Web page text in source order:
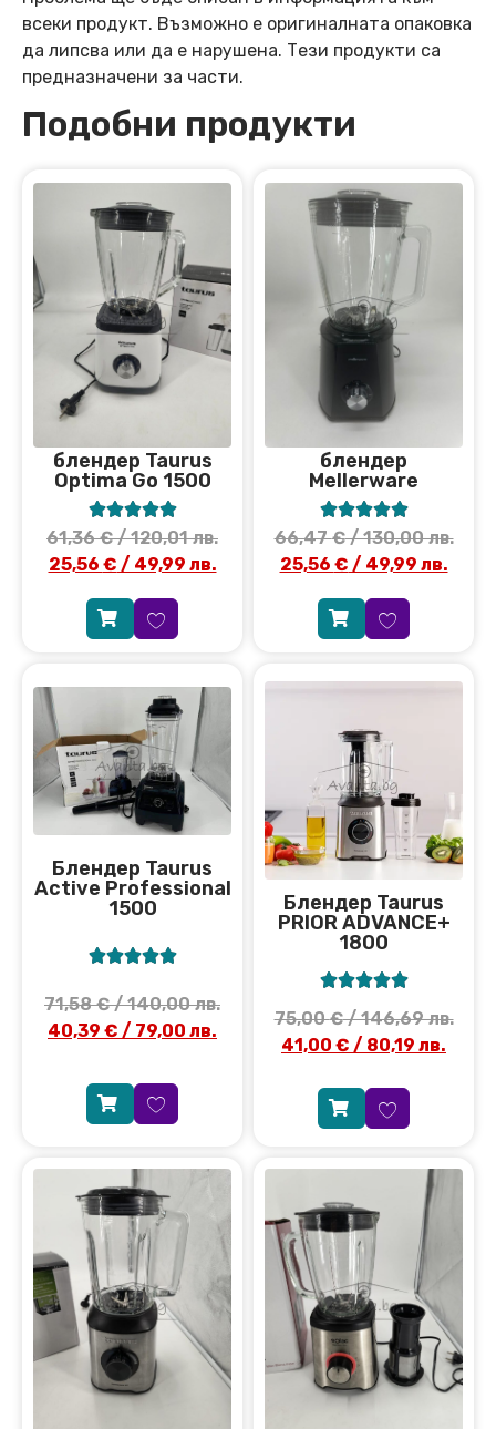
всеки продукт. Възможно е оригиналната опаковка
да липсва или да е нарушена. Тези продукти са
предназначени за части.
Подобни продукти
блендер Taurus
Optima Go 1500

61,36€/ 120,01 лв.
25,56 € / 49,99 лв.
блендер
Mellerware

66,47€/ 130,00 лв.
25,56 € / 49,99 лв.
Блендер Taurus
Active Professional
1500

71,58€/ 140,00 лв.
40,39 € / 79,00 лв.
Блендер Taurus
PRIOR ADVANCE+
1800

75,00€/ 146,69 лв.
41,00 € / 80,19 лв.